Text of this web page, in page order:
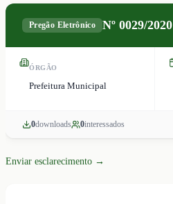
Pregão Eletrônico Nº0029/2020
ÓRGÃO
Prefeitura Municipal
0downloads 0interessados
Enviar esclarecimento →